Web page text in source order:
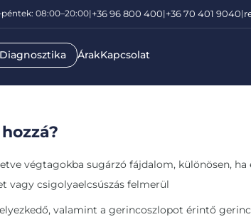
08:00–20:00|+36 96 800 400|+36 70 401 9040|
Diagnosztika ÁrakKapcsolat
végtagokba sugárzó fájdalom, különösen,
vagy csigolyaelcsúszás felmerül
valamint a gerincoszlopot érintő